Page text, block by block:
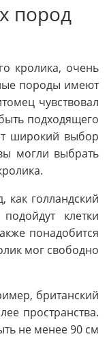
пород
кролика, очень
породы имеют
чувствовал
подходящего
широкий выбор
могли выбрать
как голландский
клетки
понадобится
мог свободно
британский
пространства.
не менее 90 см